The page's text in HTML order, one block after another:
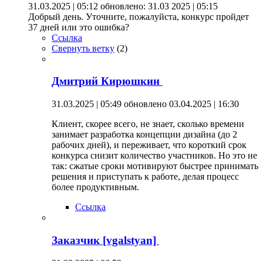
31.03.2025 | 05:12 обновлено: 31.03 2025 | 05:15
Добрый день. Уточните, пожалуйста, конкурс пройдет
37 дней или это ошибка?
Ссылка
Свернуть ветку (2)
Дмитрий Кирюшкин
31.03.2025 | 05:49 обновлено 03.04.2025 | 16:30
Клиент, скорее всего, не знает, сколько времени
занимает разработка концепции дизайна (до 2
рабочих дней), и переживает, что короткий срок
конкурса снизит количество участников. Но это не
так: сжатые сроки мотивируют быстрее принимать
решения и приступать к работе, делая процесс
более продуктивным.
Ссылка
Заказчик [vgalstyan]